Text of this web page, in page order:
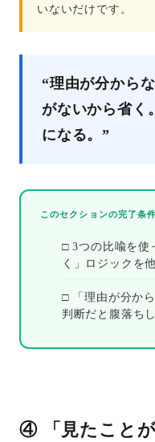
いないだけです。
“理由が分から
がないから省く
になる。”
このセクションの完了条件
□ 3つの比喩を使
く」ロジックを
□ 「理由が分か
判断だと腹落ち
④ 「見たこと